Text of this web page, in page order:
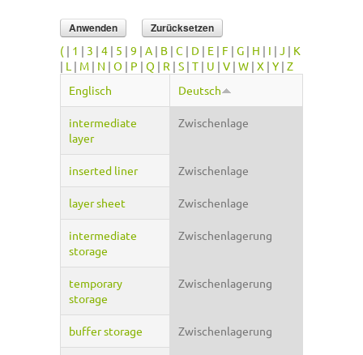
( | 1 | 3 | 4 | 5 | 9 | A | B | C | D | E | F | G | H | I | J | K
| L | M | N | O | P | Q | R | S | T | U | V | W | X | Y | Z
Englisch
Deutsch
intermediate
layer
Zwischenlage
inserted liner Zwischenlage
layer sheet Zwischenlage
intermediate
storage
Zwischenlagerung
temporary
storage
Zwischenlagerung
buffer storage Zwischenlagerung